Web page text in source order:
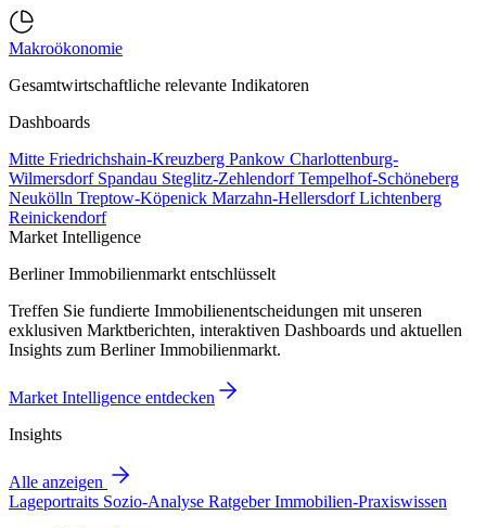
Makroökonomie
Gesamtwirtschaftliche relevante Indikatoren
Dashboards
Mitte Friedrichshain-Kreuzberg Pankow Charlottenburg-
Wilmersdorf Spandau Steglitz-ZehlendorfTempelhof-Schöneberg
Neukölln Treptow-Köpenick Marzahn-HellersdorfLichtenberg
Reinickendorf
Market Intelligence
Berliner Immobilienmarkt entschlüsselt
Treffen Sie fundierte Immobilienentscheidungen mit unseren
exklusiven Marktberichten, interaktiven Dashboards und aktuellen
Insights zum Berliner Immobilienmarkt.
Market Intelligence entdecken
Insights
Alle anzeigen
Lageportraits Sozio-Analyse RatgeberImmobilien-Praxiswissen